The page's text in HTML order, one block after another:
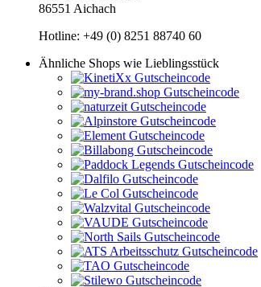
86551 Aichach
Hotline: +49 (0) 8251 88740 60
Ähnliche Shops wie Lieblingsstück